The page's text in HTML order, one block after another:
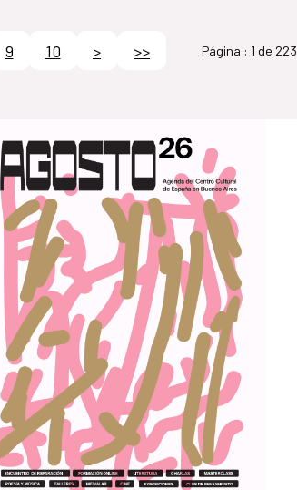
9 10 > >> Página : 1 de 223